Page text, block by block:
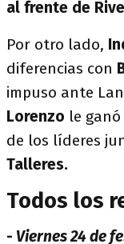
al frente de
Por otro lado,
diferencias con
impuso ante
Lorenzo le
de los líderes
Talleres.
Todos los
- Viernes 24 de